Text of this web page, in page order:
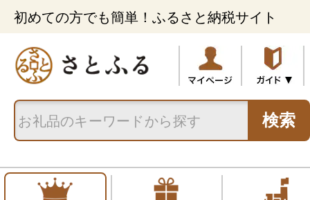
初めての方でも簡単！ふるさと納税サイト
検索